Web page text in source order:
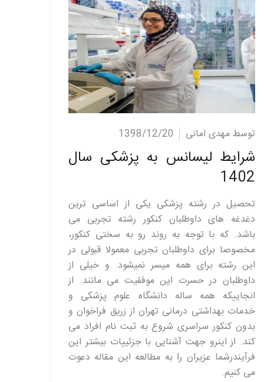
ادامه مطلب توسط مهدی امانی 1398/12/20
شرایط لیسانس به پزشکی سال
1402
تحصیل در رشته پزشکی یکی از اساسی ترین
دغدغه های داوطلبان کنکور رشته تجربی می
باشد. که با توجه به روند رو به سختی کنکور،
مخصوصا برای داوطلبان تجربی معمولا قبولی در
این رشته برای همه میسر نمیشود. و خیلی از
داوطلبان در حسرت این موفقیت می مانند. از
انجاییکه همه ساله دانشگاه علوم پزشکی و
خدمات بھداشتی درمانی تھران از زریق فراخوان و
بدون کنکور سراسری شروع به ثبت نام افراد می
کند. از اینرو جهت آشنایی با جزئییات بیشتر این
فرآیندرشما عزیران را به مطالعه این مقاله دعوت
می کنیم.